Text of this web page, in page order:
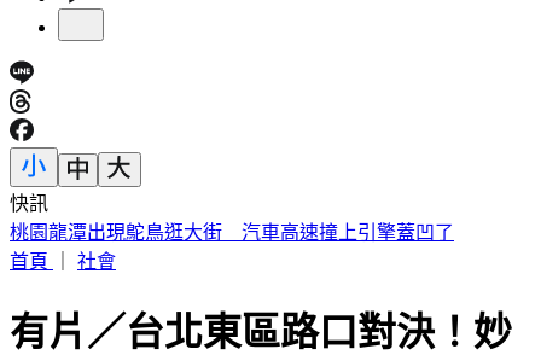
快訊
呱吉痛批陳沂「就是垃圾」 揭買疫苗時間線打臉
首頁
社會
有片／台北東區路口對決！妙